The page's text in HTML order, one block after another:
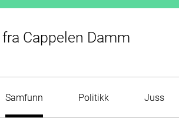
fra Cappelen Damm
Samfunn Politikk Juss